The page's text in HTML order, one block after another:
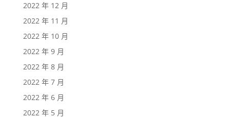
2022 年 12 月
2022 年 11 月
2022 年 10 月
2022 年 9 月
2022 年 8 月
2022 年 7 月
2022 年 6 月
2022 年 5 月